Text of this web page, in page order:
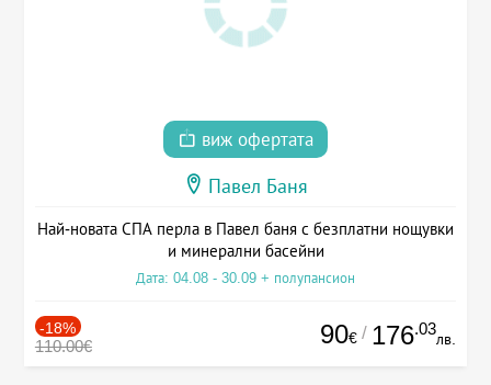
виж офертата
Павел Баня
Най-новата СПА перла в Павел баня с безплатни нощувки
и минерални басейни
Дата: 04.08 - 30.09 + полупансион
-18%
110.00€ 90€ / 176.03
лв.